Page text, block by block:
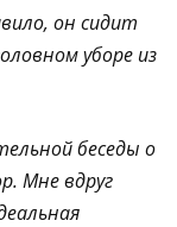
он сидит
уборе из
беседы о
Мне вдруг